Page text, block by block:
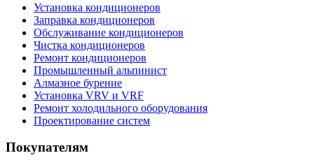
Установка кондиционеров
Заправка кондиционеров
Обслуживание кондиционеров
Чистка кондиционеров
Ремонт кондиционеров
Промышленный альпинист
Алмазное бурение
Установка VRV и VRF
Ремонт холодильного оборудования
Проектирование систем
Покупателям